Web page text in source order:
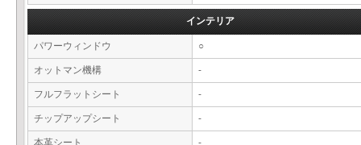
インテリア
パワーウィンドウ ○
オットマン機構 -
フルフラットシート -
チップアップシート -
本革シート -